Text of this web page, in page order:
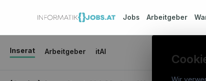
Jobs Arbeitgeber
Inserat Arbeitgeber itAI
Wir